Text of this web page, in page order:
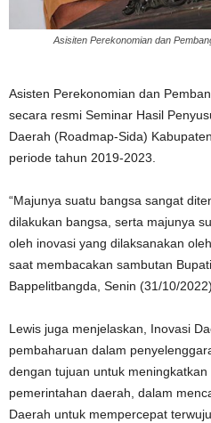
Asisiten Perekonomian dan
Asisten Perekonomian dan
secara resmi Seminar Hasil
Daerah (Roadmap-Sida)
periode tahun 2019-2023.
“Majunya suatu bangsa sangat
dilakukan bangsa, serta majunya
oleh inovasi yang dilaksanakan
saat membacakan sambutan
Bappelitbangda, Senin (31/10/
Lewis juga menjelaskan, Inovasi
pembaharuan dalam
dengan tujuan untuk
pemerintahan daerah, dalam
Daerah untuk mempercepat